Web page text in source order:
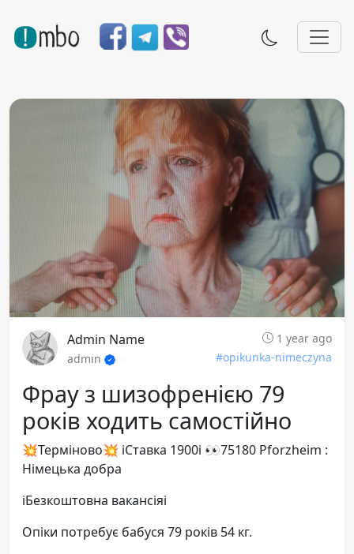
Admin Name
1 year ago
admin
#opikunka-nimeczyna
Фрау з шизофренією 79
років ходить самостійно
💥Терміново💥 ℹ️Ставка 1900ℹ️ 👀75180 Pforzheim :
Німецька добра
ℹ️Безкоштовна вакансіяℹ️
Опіки потребує бабуся 79 років 54 кг.